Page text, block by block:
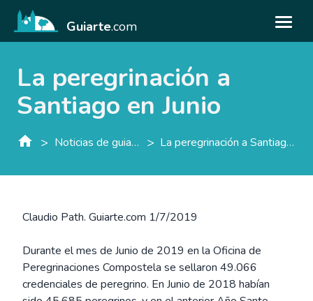
Guiarte.com
La peregrinación a
Santiago en Junio
> Noticias de guiarte.con > La peregrinación a Santiago en Junio
Claudio Path. Guiarte.com 1/7/2019
Durante el mes de Junio de 2019 en la Oficina de
Peregrinaciones Compostela se sellaron 49.066
credenciales de peregrino. En Junio de 2018 habían